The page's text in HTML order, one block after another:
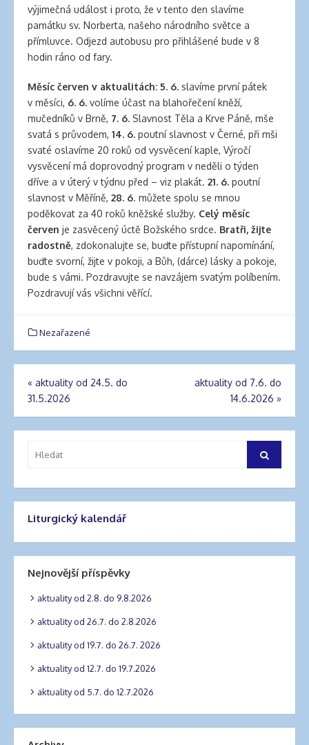
výjimečná událost i proto, že v tento den slavíme
památku sv. Norberta, našeho národního světce a
přímluvce. Odjezd autobusu pro přihlášené bude v 8
hodin ráno od fary.
Měsíc červen v aktualitách: 5. 6. slavíme první pátek
v měsíci, 6. 6. volíme účast na blahořečení kněží,
mučedníků v Brně, 7. 6. Slavnost Těla a Krve Páně, mše
svatá s průvodem, 14. 6. poutní slavnost v Černé, při mši
svaté oslavíme 20 roků od vysvěcení kaple, Výročí
vysvěcení má doprovodný program v neděli o týden
dříve a v úterý v týdnu před – viz plakát. 21. 6. poutní
slavnost v Měříně, 28. 6. můžete spolu se mnou
poděkovat za 40 roků kněžské služby. Celý měsíc
červen je zasvěcený úctě Božského srdce. Bratři, žijte
radostně, zdokonalujte se, buďte přístupní napomínání,
buďte svorní, žijte v pokoji, a Bůh, (dárce) lásky a pokoje,
bude s vámi. Pozdravujte se navzájem svatým políbením.
Pozdravují vás všichni věřící.
Nezařazené
Navigace
pro
« aktuality od 24.5. do
31.5.2026
aktuality od 7.6. do
14.6.2026 »
Hledat
Liturgický kalendář
Nejnovější příspěvky
aktuality od 2.8. do 9.8.2026
aktuality od 26.7. do 2.8.2026
aktuality od 19.7. do 26.7. 2026
aktuality od 12.7. do 19.7.2026
aktuality od 5.7. do 12.7.2026